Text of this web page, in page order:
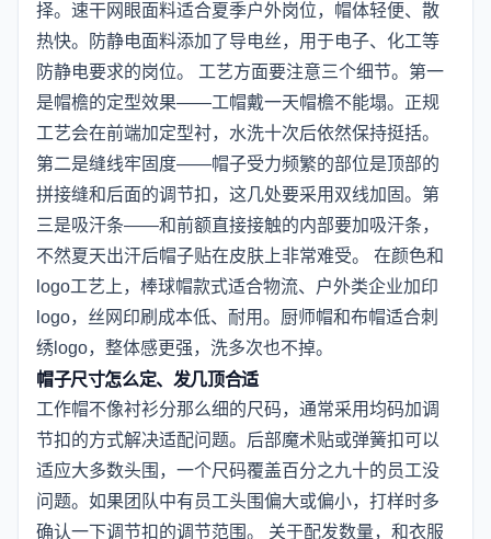
择。速干网眼面料适合夏季户外岗位，帽体轻便、散
热快。防静电面料添加了导电丝，用于电子、化工等
防静电要求的岗位。 工艺方面要注意三个细节。第一
是帽檐的定型效果——工帽戴一天帽檐不能塌。正规
工艺会在前端加定型衬，水洗十次后依然保持挺括。
第二是缝线牢固度——帽子受力频繁的部位是顶部的
拼接缝和后面的调节扣，这几处要采用双线加固。第
三是吸汗条——和前额直接接触的内部要加吸汗条，
不然夏天出汗后帽子贴在皮肤上非常难受。 在颜色和
logo工艺上，棒球帽款式适合物流、户外类企业加印
logo，丝网印刷成本低、耐用。厨师帽和布帽适合刺
绣logo，整体感更强，洗多次也不掉。
帽子尺寸怎么定、发几顶合适
工作帽不像衬衫分那么细的尺码，通常采用均码加调
节扣的方式解决适配问题。后部魔术贴或弹簧扣可以
适应大多数头围，一个尺码覆盖百分之九十的员工没
问题。如果团队中有员工头围偏大或偏小，打样时多
确认一下调节扣的调节范围。 关于配发数量，和衣服